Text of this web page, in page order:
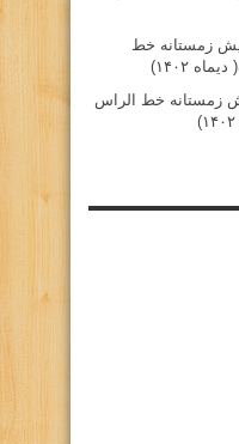
زمستانه خط
۱۴۰۲)
زمستانه خط الراس